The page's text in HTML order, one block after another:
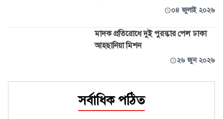
০৪ জুলাই ২০২৬
মাদক প্রতিরোধে দুই পুরস্কার পেল ঢাকা
আহ্ছানিয়া মিশন
২৬ জুন ২০২৬
সর্বাধিক পঠিত